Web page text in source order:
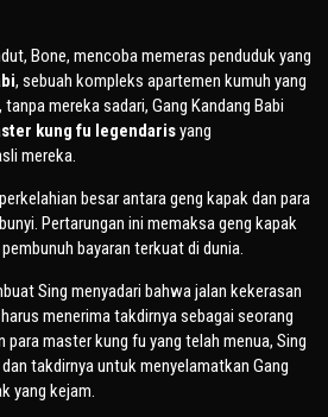
Bone, mencoba memeras penduduk yang
, sebuah kompleks apartemen kumuh yang
mereka sadari, Gang Kandang Babi
kung fu legendarisyang
mereka.
besar antara geng kapak dan para
Pertarungan ini memaksa geng kapak
bayaran terkuat di dunia.
Sing menyadari bahwa jalan kekerasan
menerima takdirnya sebagai seorang
para master kung fu yang telah menua, Sing
takdirnya untuk menyelamatkan Gang
yang kejam.